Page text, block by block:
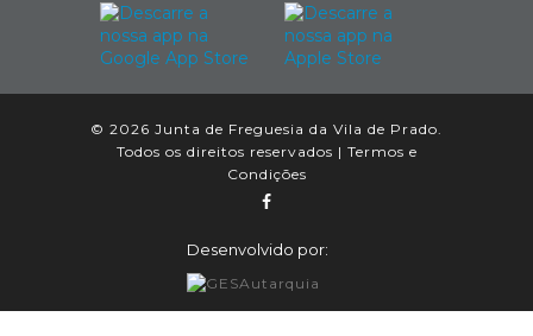
© 2026 Junta de Freguesia da Vila de Prado.
Todos os direitos reservados | Termos e
Condições
Desenvolvido por: